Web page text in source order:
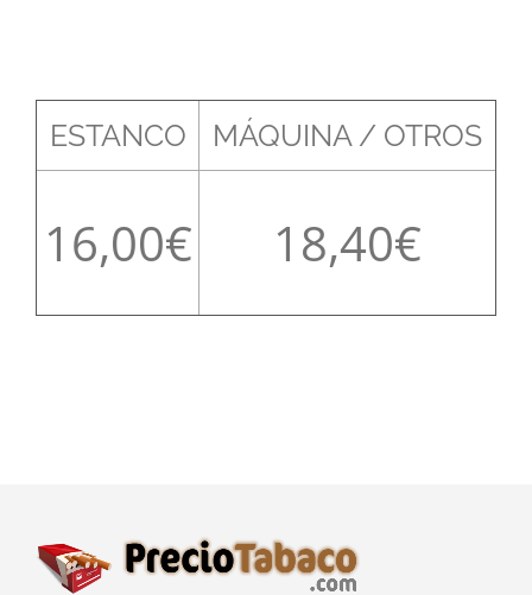
ESTANCO MÁQUINA / OTROS
16,00 18,40